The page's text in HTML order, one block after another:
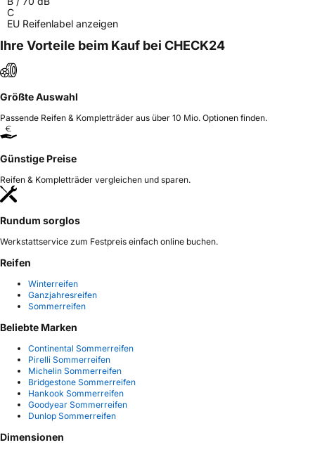
C
EU Reifenlabel anzeigen
Ihre Vorteile beim Kauf bei CHECK24
Größte Auswahl
Passende Reifen & Kompletträder aus über 10 Mio. Optionen finden.
Günstige Preise
Reifen & Kompletträder vergleichen und sparen.
Rundum sorglos
Werkstattservice zum Festpreis einfach online buchen.
Reifen
Winterreifen
Ganzjahresreifen
Sommerreifen
Beliebte Marken
Continental Sommerreifen
Pirelli Sommerreifen
Michelin Sommerreifen
Bridgestone Sommerreifen
Hankook Sommerreifen
Goodyear Sommerreifen
Dunlop Sommerreifen
Dimensionen